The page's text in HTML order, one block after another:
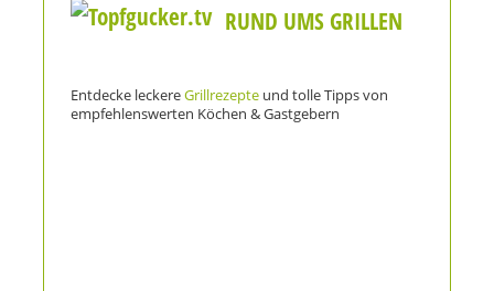
RUND UMS GRILLEN
Entdecke leckereGrillrezepte und tolle Tipps von
empfehlenswerten Köchen & Gastgebern